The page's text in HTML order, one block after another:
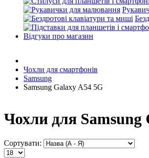
Відгуки про магазин
Чохли для смартфонів
Samsung
Samsung Galaxy A54 5G
Чохли для Samsung
Сортувати: